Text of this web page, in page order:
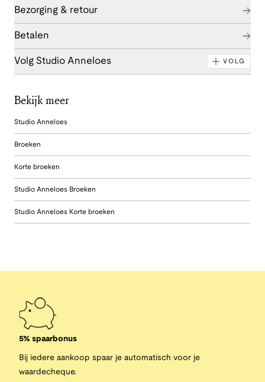
Bezorging & retour
Betalen
Volg Studio Anneloes VOLG
Bekijk meer
Studio Anneloes
Broeken
Korte broeken
Studio Anneloes Broeken
Studio Anneloes Korte broeken
5% spaarbonus
Bij iedere aankoop spaar je automatisch voor je
waardecheque.